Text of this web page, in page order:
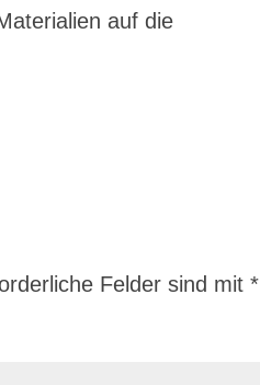
auf die
Felder sind mit*